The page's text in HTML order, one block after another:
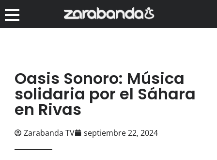
Oasis Sonoro: Música
solidaria por el Sáhara
en Rivas
Zarabanda TV septiembre 22, 2024